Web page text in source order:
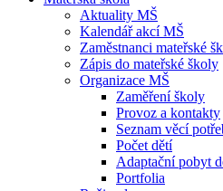
Aktuality MŠ
Kalendář akcí MŠ
Zaměstnanci mateřské
Zápis do mateřské školy
Organizace MŠ
Zaměření školy
Provoz a kontakty
Seznam věcí
Počet dětí
Adaptační pobyt
Portfolia